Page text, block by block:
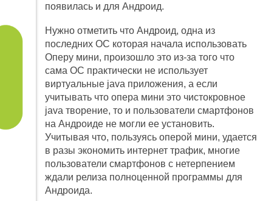
появилась и для Андроид.
Нужно отметить что Андроид, одна из
последних ОС которая начала использовать
Оперу мини, произошло это из-за того что
сама ОС практически не использует
виртуальные java приложения, а если
учитывать что опера мини это чистокровное
java творение, то и пользователи смартфонов
на Андроиде не могли ее установить.
Учитывая что, пользуясь оперой мини, удается
в разы экономить интернет трафик, многие
пользователи смартфонов с нетерпением
ждали релиза полноценной программы для
Андроида.